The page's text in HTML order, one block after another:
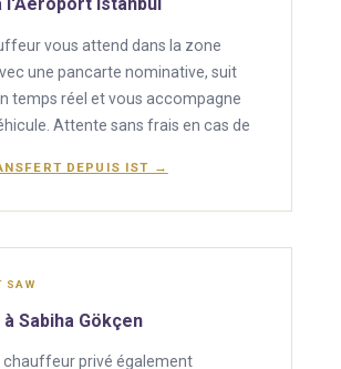
vous attend dans la zone
une pancarte nominative, suit
temps réel et vous accompagne
Attente sans frais en cas de
DEPUIS IST →
SAW
Sabiha Gökçen
chauffeur privé également